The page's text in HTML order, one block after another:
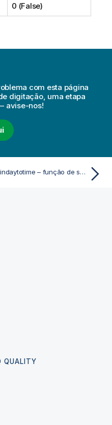
0 (False)
com esta página
digitação, uma etapa
avise-nos!
indaytotime – função de script e gráfico
QUALITY